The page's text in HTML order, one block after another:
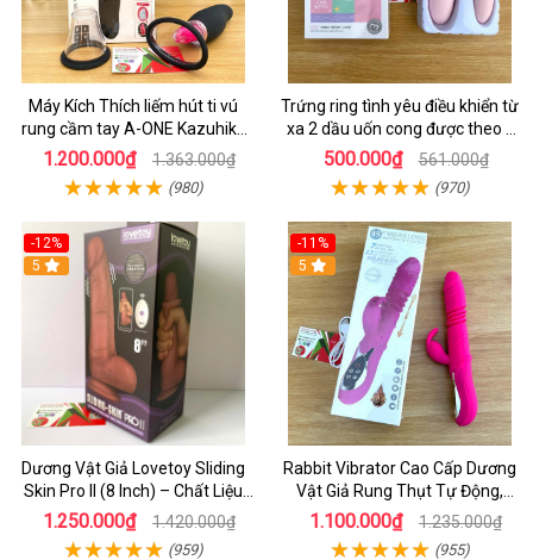
Máy Kích Thích liếm hút ti vú
rung cầm tay A-ONE Kazuhiko
Nhật Bản cho Nữ Tự Sướng
1.200.000₫ 1.363.000₫
(980)
Trứng ring tình yêu điều khiển từ
xa 2 dầu uốn cong được theo ý
muốn
500.000₫ 561.000₫
(970)
-12%
5
Dương Vật Giả Lovetoy Sliding
Skin Pro II (8 Inch) – Chất Liệu
Silicon 2 Lớp, Rung Đa Tần Cao
Cấp
1.250.000₫ 1.420.000₫
(959)
-11%
5
Rabbit Vibrator Cao Cấp Dương
Vật Giả Rung Thụt Tự Động,
Phát Nhiệt Tăng Khoái Cảm
1.100.000₫ 1.235.000₫
(955)